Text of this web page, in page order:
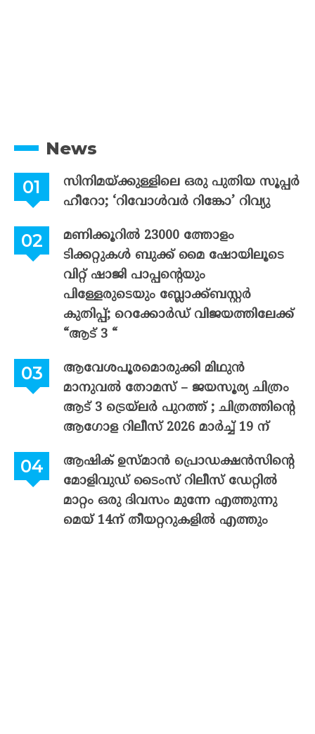
News
സിനിമയ്ക്കുള്ളിലെ ഒരു പുതിയ സൂപ്പർ
ഹീറോ; ‘റിവോൾവർ റിങ്കോ’ റിവ്യു
മണിക്കൂറിൽ 23000 ത്തോളം
ടിക്കറ്റുകൾ ബുക്ക് മൈ ഷോയിലൂടെ
വിറ്റ് ഷാജി പാപ്പന്റെയും
പിള്ളേരുടെയും ബ്ലോക്ക്ബസ്റ്റർ
കുതിപ്പ്; റെക്കോർഡ് വിജയത്തിലേക്ക്
“ആട് 3 “
ആവേശപൂരമൊരുക്കി മിഥുൻ
മാനുവൽ തോമസ് – ജയസൂര്യ ചിത്രം
ആട് 3 ട്രെയ്‌ലർ പുറത്ത് ; ചിത്രത്തിന്റെ
ആഗോള റിലീസ് 2026 മാർച്ച് 19 ന്
ആഷിക് ഉസ്മാൻ പ്രൊഡക്ഷൻസിന്റെ
മോളിവുഡ് ടൈംസ് റിലീസ് ഡേറ്റിൽ
മാറ്റം ഒരു ദിവസം മുന്നേ എത്തുന്നു
മെയ് 14ന് തീയറ്ററുകളിൽ എത്തും